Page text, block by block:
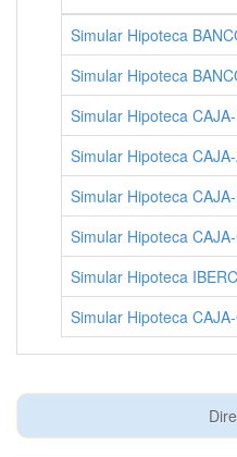
Simular Hipoteca
Simular Hipoteca
Simular Hipoteca
Simular Hipoteca
Simular Hipoteca
Simular Hipoteca
Simular Hipoteca
Simular Hipoteca